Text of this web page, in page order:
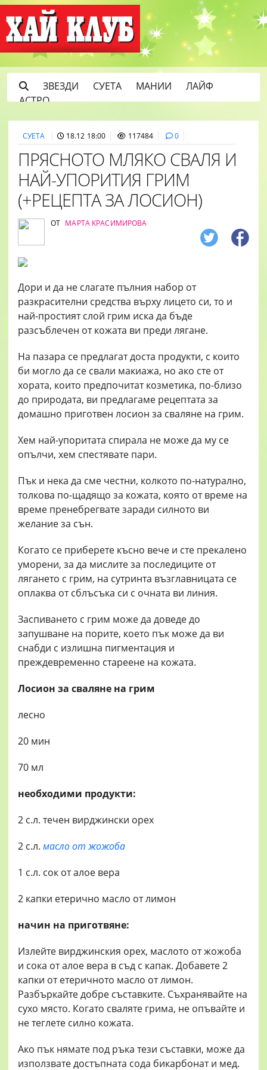
ЗВЕЗДИ СУЕТА МАНИИ
ЛАЙФ
АСТРО
СУЕТА 18.12 18:00 117484 0
ПРЯСНОТО МЛЯКО СВАЛЯ И
НАЙ-УПОРИТИЯ ГРИМ
(+РЕЦЕПТА ЗА ЛОСИОН)
ОТ МАРТА КРАСИМИРОВА
Дори и да не слагате пълния набор от
разкрасителни средства върху лицето си, то и
най-простият слой грим иска да бъде
разсъблечен от кожата ви преди лягане.
На пазара се предлагат доста продукти, с които
би могло да се свали макиажа, но ако сте от
хората, които предпочитат козметика, по-близо
до природата, ви предлагаме рецептата за
домашно приготвен лосион за сваляне на грим.
Хем най-упоритата спирала не може да му се
опълчи, хем спестявате пари.
Пък и нека да сме честни, колкото по-натурално,
толкова по-щадящо за кожата, която от време на
време пренебрегвате заради силното ви
желание за сън.
Когато се приберете късно вече и сте прекалено
уморени, за да мислите за последиците от
лягането с грим, на сутринта възглавницата се
оплаква от сблъсъка си с очната ви линия.
Заспиването с грим може да доведе до
запушване на порите, което пък може да ви
снабди с излишна пигментация и
преждевременно стареене на кожата.
Лосион за сваляне на грим
лесно
20 мин
70 мл
необходими продукти:
2 с.л. течен вирджински орех
2 с.л. масло от жожоба
1 с.л. сок от алое вера
2 капки етерично масло от лимон
начин на приготвяне:
Излейте вирджинския орех, маслото от жожоба
и сока от алое вера в съд с капак. Добавете 2
капки от етеричното масло от лимон.
Разбъркайте добре съставките. Съхранявайте на
сухо място. Когато сваляте грима, не опъвайте и
не теглете силно кожата.
Ако пък нямате под ръка тези съставки, може да
използвате достъпната сода бикарбонат и мед.